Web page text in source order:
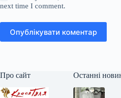
next time I comment.
Опублікувати коментар
Про сайт Останні